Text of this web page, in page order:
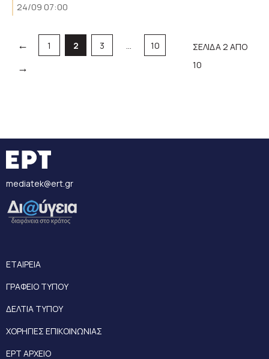
24/09 07:00
← Σελίδα
1 Σελίδα
2 Σελίδα
3 … Σελίδα
10
→
ΣΕΛΙΔΑ 2 ΑΠΟ
10
mediatek@ert.gr
ΕΤΑΙΡΕΙΑ
ΓΡΑΦΕΙΟ ΤΥΠΟΥ
ΔΕΛΤΙΑ ΤΥΠΟΥ
ΧΟΡΗΓΙΕΣ ΕΠΙΚΟΙΝΩΝΙΑΣ
ΕΡΤ ΑΡΧΕΙΟ